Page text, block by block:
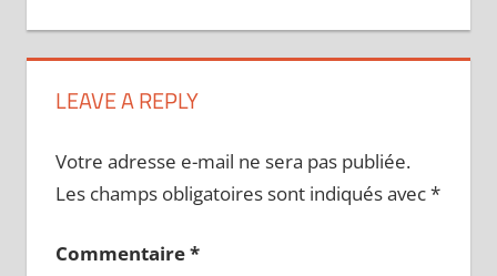
LEAVE A REPLY
Votre adresse e-mail ne sera pas publiée.
Les champs obligatoires sont indiqués avec*
Commentaire*